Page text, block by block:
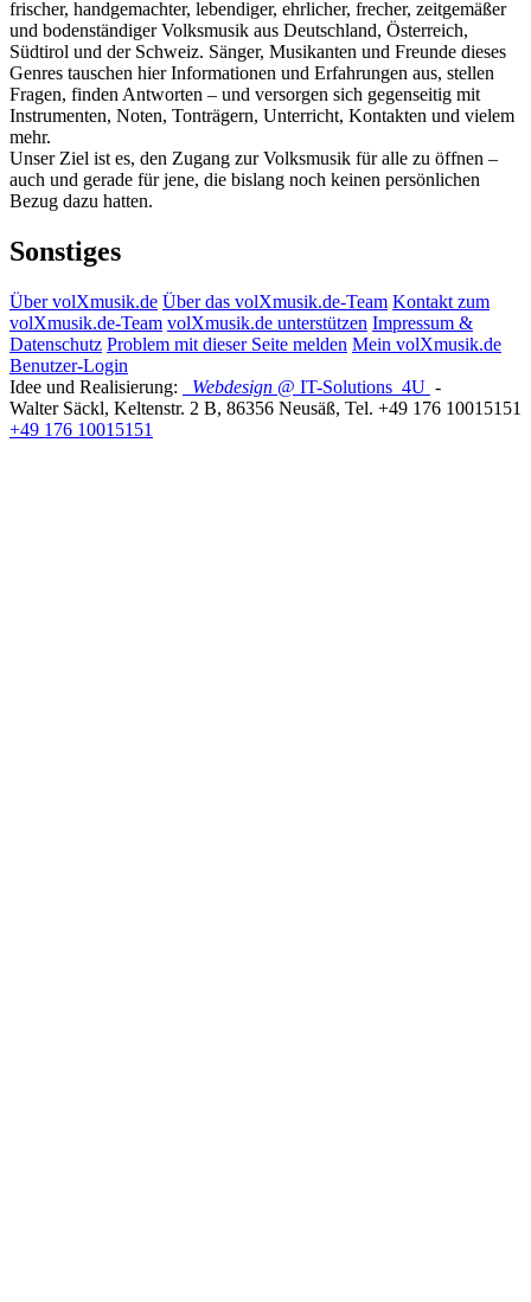
frischer, handgemachter, lebendiger, ehrlicher, frecher, zeitgemäßer
und bodenständiger Volksmusik aus Deutschland, Österreich,
Südtirol und der Schweiz. Sänger, Musikanten und Freunde dieses
Genres tauschen hier Informationen und Erfahrungen aus, stellen
Fragen, finden Antworten – und versorgen sich gegenseitig mit
Instrumenten, Noten, Tonträgern, Unterricht, Kontakten und vielem
mehr.
Unser Ziel ist es, den Zugang zur Volksmusik für alle zu öffnen –
auch und gerade für jene, die bislang noch keinen persönlichen
Bezug dazu hatten.
Sonstiges
Über volXmusik.de Über das volXmusik.de-Team Kontakt zum
volXmusik.de-Team volXmusik.de unterstützen Impressum &
Datenschutz Problem mit dieser Seite melden Mein volXmusik.de
Benutzer-Login
Idee und Realisierung:
Webdesign @ IT-Solutions 4U -
Walter Säckl, Keltenstr. 2 B, 86356 Neusäß, Tel. +49 176 10015151
+49 176 10015151